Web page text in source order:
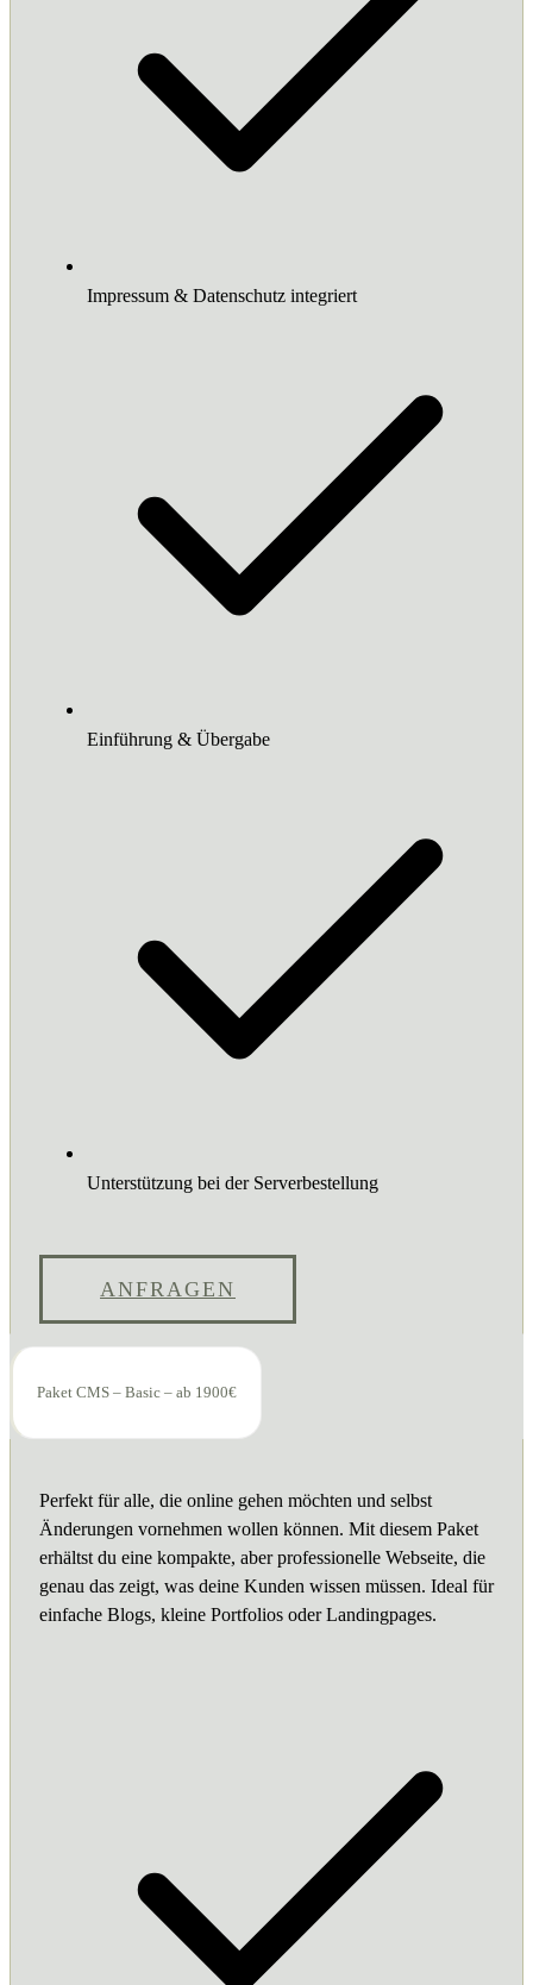
Impressum & Datenschutz integriert
Einführung & Übergabe
Unterstützung bei der Serverbestellung
ANFRAGEN
Paket CMS – Basic – ab 1900€
Perfekt für alle, die online gehen möchten und selbst
Änderungen vornehmen wollen können. Mit diesem Paket
erhältst du eine kompakte, aber professionelle Webseite, die
genau das zeigt, was deine Kunden wissen müssen. Ideal für
einfache Blogs, kleine Portfolios oder Landingpages.